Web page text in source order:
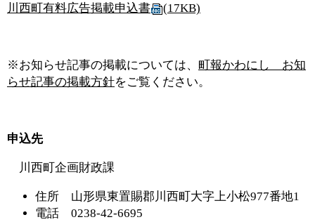
川西町有料広告掲載申込書 (17KB)
※お知らせ記事の掲載については、 町報かわにし お知
らせ記事の掲載方針をご覧ください。
申込先
川西町企画財政課
住所 山形県東置賜郡川西町大字上小松977番地1
電話 0238-42-6695